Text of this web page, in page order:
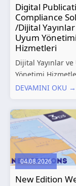
Digital
Compliance
/Dijital
Uyum Yönetimi
Hizmetleri
Dijital Yayınlar ve
Yönetimi
Marine, denizcilik
düzenleyici
ve dijitalleşen
operasyonel
doğrultusunda
Dijital Yayınlar ve
Yönetimi
sunmaktadır.
DEVAMINI OKU →
04.08.2026
New Edition